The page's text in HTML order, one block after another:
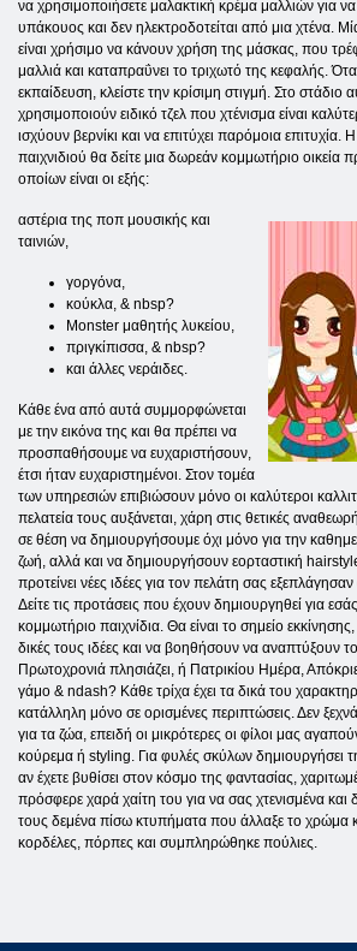
να χρησιμοποιήσετε μαλακτική κρέμα μαλλιών για να
υπάκουος και δεν ηλεκτροδοτείται από μια χτένα.
είναι χρήσιμο να κάνουν χρήση της μάσκας, που
μαλλιά και καταπραΰνει το τριχωτό της κεφαλής.
εκπαίδευση, κλείστε την κρίσιμη στιγμή. Στο στάδιο
χρησιμοποιούν ειδικό τζελ που χτένισμα είναι
ισχύουν βερνίκι και να επιτύχει παρόμοια επιτυχία.
παιχνιδιού θα δείτε μια δωρεάν κομμωτήριο
οποίων είναι οι εξής:
αστέρια της ποπ μουσικής και
ταινιών,
γοργόνα,
κούκλα, & nbsp?
Monster μαθητής λυκείου,
πριγκίπισσα, & nbsp?
και άλλες νεράιδες.
Κάθε ένα από αυτά συμμορφώνεται
με την εικόνα της και θα πρέπει να
προσπαθήσουμε να ευχαριστήσουν,
έτσι ήταν ευχαριστημένοι. Στον τομέα
των υπηρεσιών επιβιώσουν μόνο οι καλύτεροι
πελατεία τους αυξάνεται, χάρη στις θετικές
σε θέση να δημιουργήσουμε όχι μόνο για την
ζωή, αλλά και να δημιουργήσουν εορταστική
προτείνει νέες ιδέες για τον πελάτη σας
Δείτε τις προτάσεις που έχουν δημιουργηθεί για
κομμωτήριο παιχνίδια. Θα είναι το σημείο
δικές τους ιδέες και να βοηθήσουν να αναπτύξουν το
Πρωτοχρονιά πλησιάζει, ή Πατρικίου Ημέρα,
γάμο & ndash? Κάθε τρίχα έχει τα δικά του
κατάλληλη μόνο σε ορισμένες περιπτώσεις. Δεν
για τα ζώα, επειδή οι μικρότερες οι φίλοι μας
κούρεμα ή styling. Για φυλές σκύλων δημιουργήσει
αν έχετε βυθίσει στον κόσμο της φαντασίας,
πρόσφερε χαρά χαίτη του για να σας χτενισμένα και
τους δεμένα πίσω κτυπήματα που άλλαξε το χρώμα
κορδέλες, πόρπες και συμπληρώθηκε πούλιες.